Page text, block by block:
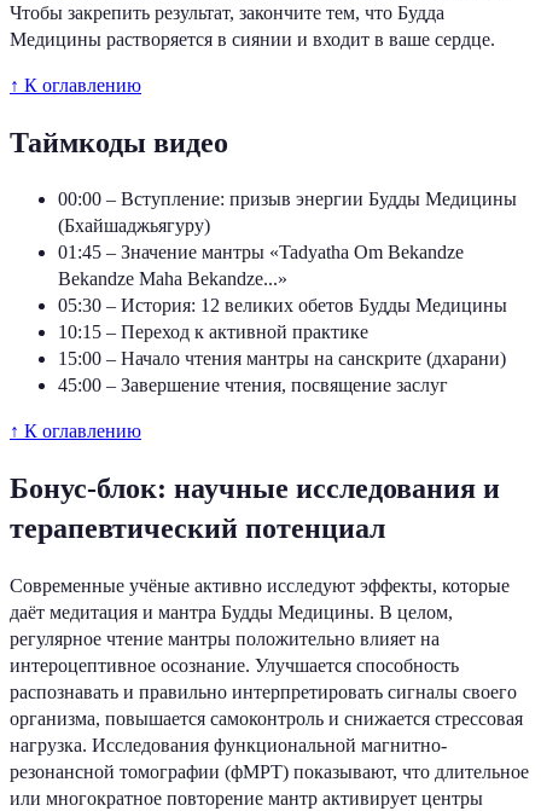
Чтобы закрепить результат, закончите тем, что Будда
Медицины растворяется в сиянии и входит в ваше сердце.
↑ К оглавлению
Таймкоды видео
00:00 – Вступление: призыв энергии Будды Медицины
(Бхайшаджьягуру)
01:45 – Значение мантры «Tadyatha Om Bekandze
Bekandze Maha Bekandze...»
05:30 – История: 12 великих обетов Будды Медицины
10:15 – Переход к активной практике
15:00 – Начало чтения мантры на санскрите (дхарани)
45:00 – Завершение чтения, посвящение заслуг
↑ К оглавлению
Бонус-блок: научные исследования и
терапевтический потенциал
Современные учёные активно исследуют эффекты, которые
даёт медитация и мантра Будды Медицины. В целом,
регулярное чтение мантры положительно влияет на
интероцептивное осознание. Улучшается способность
распознавать и правильно интерпретировать сигналы своего
организма, повышается самоконтроль и снижается стрессовая
нагрузка. Исследования функциональной магнитно-
резонансной томографии (фМРТ) показывают, что длительное
или многократное повторение мантр активирует центры